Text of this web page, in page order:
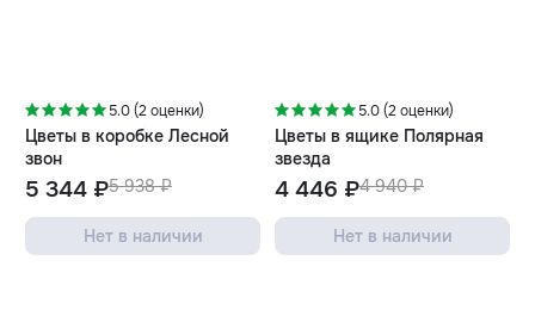
5.0 (2 оценки)
Цветы в коробке Лесной
звон
5 938 ₽
5 344 ₽
Нет в наличии
5.0 (2 оценки)
Цветы в ящике Полярная
звезда
4 940 ₽
4 446 ₽
Нет в наличии